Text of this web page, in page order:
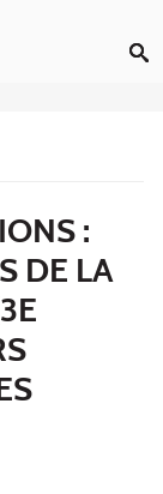
:
DE LA